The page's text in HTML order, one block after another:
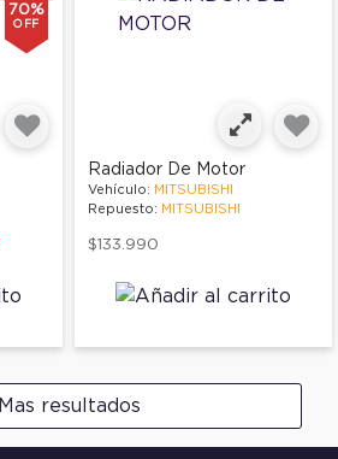
70%
OFF
Radiador De Motor
Vehículo: MITSUBISHI
Repuesto: MITSUBISHI
$133.990
Mas resultados